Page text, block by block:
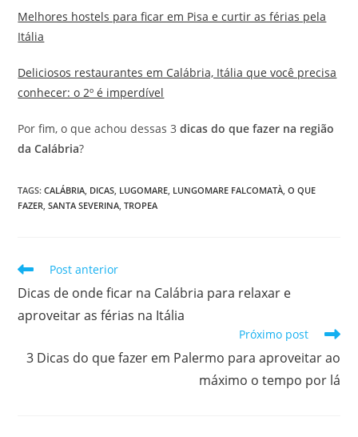
Melhores hostels para ficar em Pisa e curtir as férias pela
Itália
Deliciosos restaurantes em Calábria, Itália que você precisa
conhecer: o 2º é imperdível
Por fim, o que achou dessas 3dicas do que fazer na região
da Calábria?
TAGS:CALÁBRIA, DICAS, LUGOMARE, LUNGOMARE FALCOMATÀ, O QUE
FAZER, SANTA SEVERINA, TROPEA
Leia
artigos
Post anterior
Dicas de onde ficar na Calábria para relaxar e
aproveitar as férias na Itália
Próximo post
3 Dicas do que fazer em Palermo para aproveitar ao
máximo o tempo por lá